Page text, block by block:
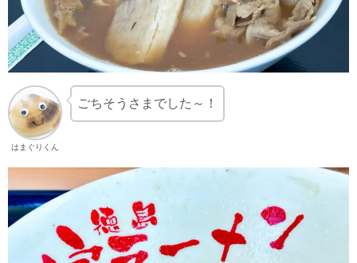
はまぐりくん
ごちそうさまでした～！